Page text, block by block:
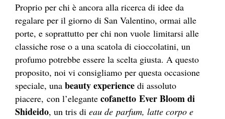
Proprio per chi è ancora alla ricerca di idee da
regalare per il giorno di San Valentino, ormai alle
porte, e soprattutto per chi non vuole limitarsi alle
classiche rose o a una scatola di cioccolatini, un
profumo potrebbe essere la scelta giusta. A questo
proposito, noi vi consigliamo per questa occasione
speciale, una beauty experience di assoluto
piacere, con l’elegante cofanetto Ever Bloom di
Shideido, un tris di eau de parfum, latte corpo e